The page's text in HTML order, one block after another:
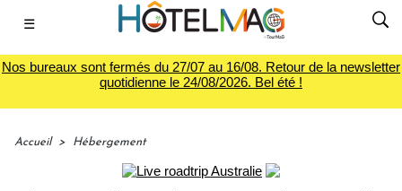
☰
Nos bureaux sont fermés du 27/07 au 16/08. Retour de la newsletter
quotidienne le 24/08/2026. Bel été !
Accueil > Hébergement